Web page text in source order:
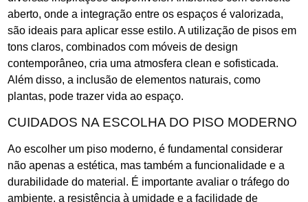
aberto, onde a integração entre os espaços é valorizada,
são ideais para aplicar esse estilo. A utilização de pisos em
tons claros, combinados com móveis de design
contemporâneo, cria uma atmosfera clean e sofisticada.
Além disso, a inclusão de elementos naturais, como
plantas, pode trazer vida ao espaço.
CUIDADOS NA ESCOLHA DO PISO MODERNO
Ao escolher um piso moderno, é fundamental considerar
não apenas a estética, mas também a funcionalidade e a
durabilidade do material. É importante avaliar o tráfego do
ambiente, a resistência à umidade e a facilidade de